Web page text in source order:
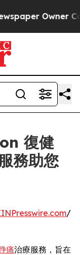
Owner
復健
務助您
/
痛治療服務，旨在